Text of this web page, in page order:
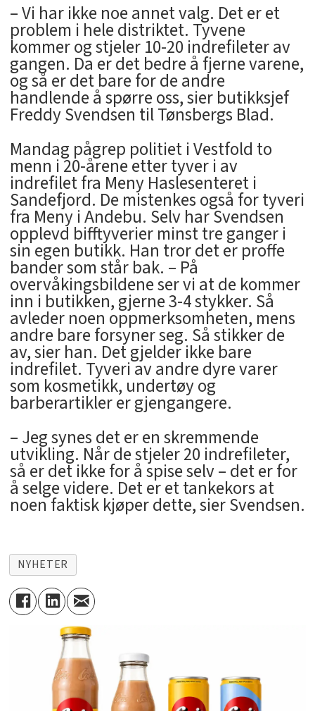
– Vi har ikke noe annet valg. Det er et
problem i hele distriktet. Tyvene
kommer og stjeler 10-20 indrefileter av
gangen. Da er det bedre å fjerne varene,
og så er det bare for de andre
handlende å spørre oss, sier butikksjef
Freddy Svendsen til Tønsbergs Blad.
Mandag pågrep politiet i Vestfold to
menn i 20-årene etter tyver i av
indrefilet fra Meny Haslesenteret i
Sandefjord. De mistenkes også for tyveri
fra Meny i Andebu. Selv har Svendsen
opplevd bifftyverier minst tre ganger i
sin egen butikk. Han tror det er proffe
bander som står bak. – På
overvåkingsbildene ser vi at de kommer
inn i butikken, gjerne 3-4 stykker. Så
avleder noen oppmerksomheten, mens
andre bare forsyner seg. Så stikker de
av, sier han. Det gjelder ikke bare
indrefilet. Tyveri av andre dyre varer
som kosmetikk, undertøy og
barberartikler er gjengangere.
– Jeg synes det er en skremmende
utvikling. Når de stjeler 20 indrefileter,
så er det ikke for å spise selv – det er for
å selge videre. Det er et tankekors at
noen faktisk kjøper dette, sier Svendsen.
NYHETER